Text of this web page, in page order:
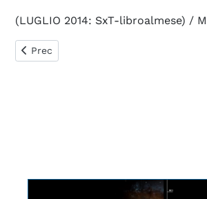
(LUGLIO 2014: SxT-libroalmese) /
Articolo precedente: Antimateria
Prec